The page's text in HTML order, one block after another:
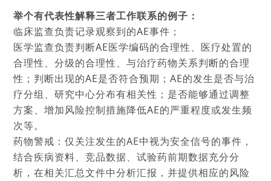
举个有代表性解释三者工作联系的例子：
临床监查负责记录观察到的AE事件；
医学监查负责判断AE医学编码的合理性、医疗处置的
合理性、分级的合理性、与治疗药物关系判断的合理
性；判断出现的AE是否符合预期；AE的发生是否与治
疗分组、研究中心分布有相关性；是否能够通过调整
方案、增加风险控制措施降低AE的严重程度或发生频
次等。
药物警戒：仅关注发生的AE中视为安全信号的事件，
结合疾病资料、竞品数据、试验药前期数据充分分
析，在相关汇总文件中分析汇报，并提供相应的风险